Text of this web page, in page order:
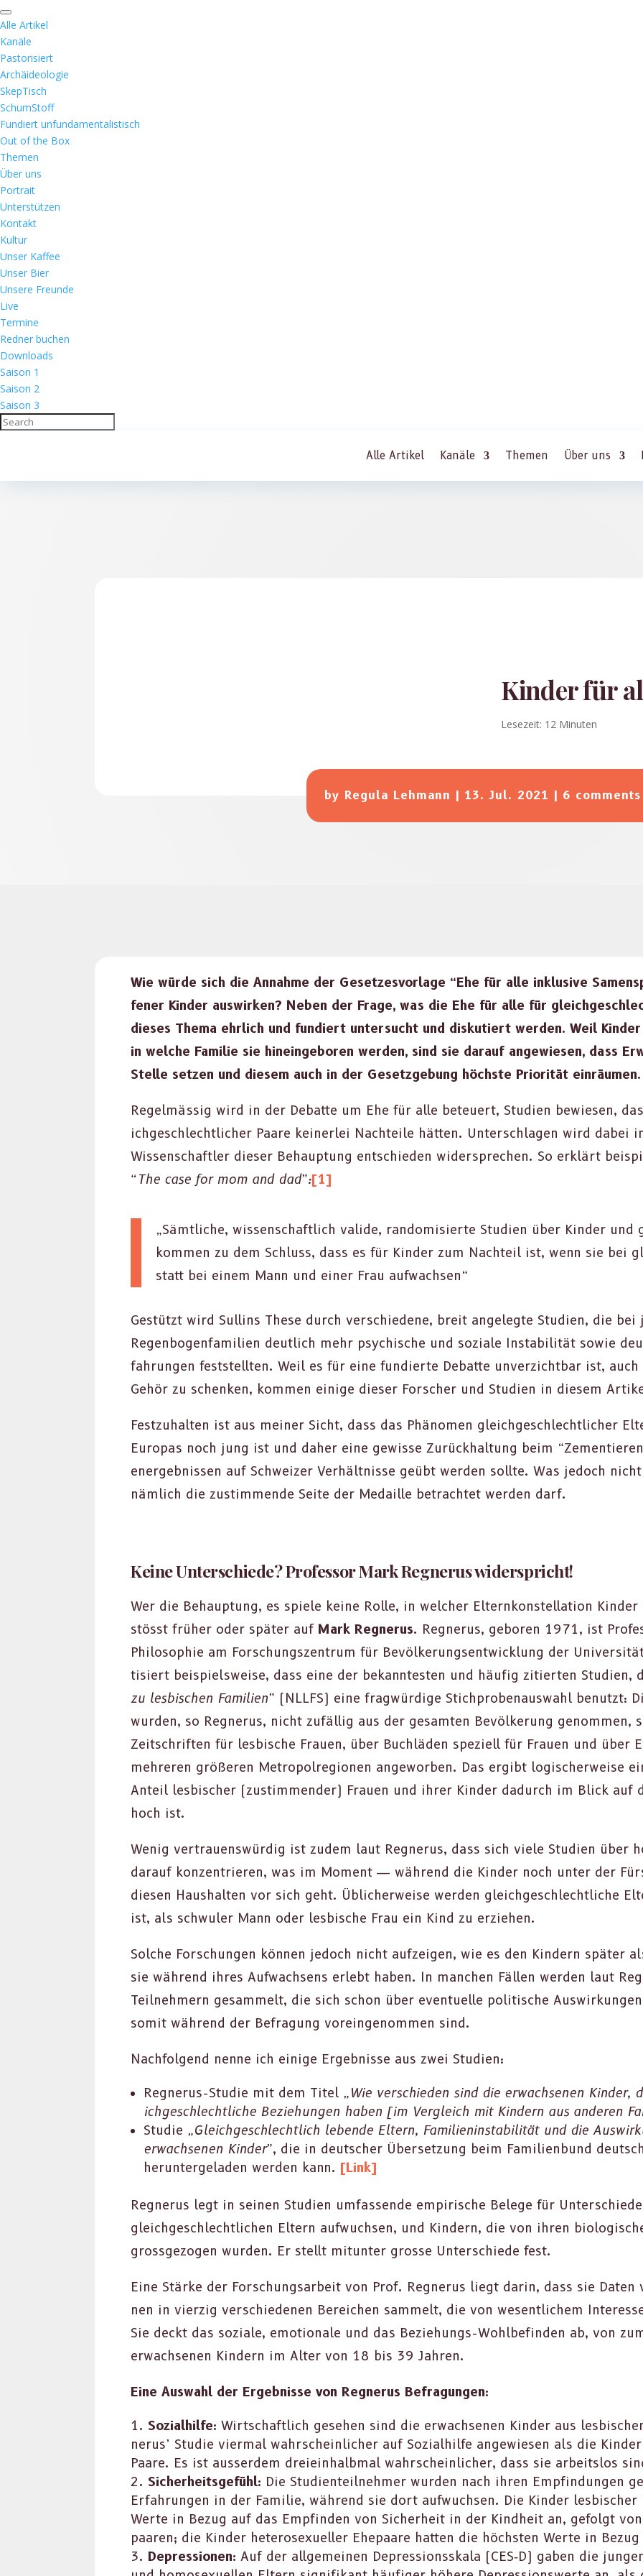
Alle Artikel
Kanäle
Pastorisiert
Archäideologie
SkepTisch
SchumStoff
Fundiert unfundamentalistisch
Out of the Box
Themen
Über uns
Portrait
Unterstützen
Kontakt
Kultur
Unser Kaffee
Unser Bier
Unsere Freunde
Live
Termine
Redner buchen
Downloads
Saison 1
Saison 2
Saison 3
Alle Artikel Kanäle Themen Über uns
Kinder für
Lesezeit: 12 Minuten
by Regula Lehmann | 13. Jul. 2021 | 6 comments
Wie würde sich die Annahme der Geset­zesvor­lage “Ehe für alle inklu­sive
fen­er Kinder auswirken? Neben der Frage, was die Ehe für alle für
dieses The­ma ehrlich und fundiert unter­sucht und disku­tiert wer­den. Weil
in welche Fam­i­lie sie hineinge­boren wer­den, sind sie darauf angewiesen, dass
Stelle set­zen und diesem auch in der Geset­zge­bung höch­ste Pri­or­ität ein­räu­men.
Regelmäs­sig wird in der Debat­te um Ehe für alle beteuert, Stu­di­en bewiesen,
ichgeschlechtlich­er Paare kein­er­lei Nachteile hät­ten. Unter­schla­gen wird dabei
Wis­senschaftler dieser Behaup­tung entsch­ieden wider­sprechen. So erk­lärt
“The case for mom and dad”:[1]
„Sämtliche, wis­senschaftlich valide, ran­domisierte Stu­di­en über Kinder und
kom­men zu dem Schluss, dass es für Kinder zum Nachteil ist, wenn sie bei
statt bei einem Mann und ein­er Frau aufwach­sen“
Gestützt wird Sullins These durch ver­schiedene, bre­it angelegte Stu­di­en, die bei
Regen­bo­gen­fam­i­lien deut­lich mehr psy­chis­che und soziale Insta­bil­ität sowie
fahrun­gen fest­stell­ten. Weil es für eine fundierte Debat­te unverzicht­bar ist,
Gehör zu schenken, kom­men einige dieser Forsch­er und Stu­di­en in diesem
Festzuhal­ten ist aus mein­er Sicht, dass das Phänomen gle­ichgeschlechtlich­er
Europas noch jung ist und daher eine gewisse Zurück­hal­tung beim
energeb­nis­sen auf Schweiz­er Ver­hält­nisse geübt wer­den sollte. Was jedoch
näm­lich die zus­tim­mende Seite der Medaille betra­chtet wer­den darf.
Keine Unterschiede? Professor Mark Regnerus widerspricht!
Wer die Behaup­tung, es spiele keine Rolle, in welch­er Elternkon­stel­la­tion
stösst früher oder später auf Mark Reg­nerus. Reg­nerus, geboren 1971, ist
Philoso­phie am Forschungszen­trum für Bevölkerungsen­twick­lung der
tisiert beispiel­sweise, dass eine der bekan­ntesten und häu­fig zitierten Stu­di­en,
zu les­bis­chen Fam­i­lien” (NLLFS) eine frag­würdi­ge Stich­probe­nauswahl benutzt:
wur­den, so Reg­nerus, nicht zufäl­lig aus der gesamten Bevölkerung genom­men,
Zeitschriften für les­bis­che Frauen, über Buch­lä­den speziell für Frauen und über
mehreren größeren Metropol­re­gio­nen ange­wor­ben. Das ergibt logis­cher­weise
Anteil les­bis­ch­er (zus­tim­mender) Frauen und ihrer Kinder dadurch im Blick auf
hoch ist.
Wenig ver­trauenswürdig ist zudem laut Reg­nerus, dass sich viele Stu­di­en über
darauf konzen­tri­eren, was im Moment — während die Kinder noch unter der
diesen Haushal­ten vor sich geht. Üblicher­weise wer­den gle­ichgeschlechtliche
ist, als schwuler Mann oder les­bis­che Frau ein Kind zu erziehen.
Solche Forschun­gen kön­nen jedoch nicht aufzeigen, wie es den Kindern später
sie während ihres Aufwach­sens erlebt haben. In manchen Fällen wer­den laut
Teil­nehmern gesam­melt, die sich schon über eventuelle poli­tis­che
somit während der Befra­gung vor­ein­genom­men sind.
Nach­fol­gend nenne ich einige Ergeb­nisse aus zwei Stu­di­en:
Reg­nerus-Studie mit dem Titel „Wie ver­schieden sind die erwach­se­nen
ichgeschlechtliche Beziehun­gen haben [im Ver­gle­ich mit Kindern aus anderen
Studie „Gle­ichgeschlechtlich lebende Eltern, Fam­i­lienin­sta­bil­ität und die
erwach­se­nen Kinder”, die in deutsch­er Über­set­zung beim Fam­i­lien­bund
herun­terge­laden wer­den kann. [Link]
Reg­nerus legt in seinen Stu­di­en umfassende empirische Belege für
gle­ichgeschlechtlichen Eltern aufwuch­sen, und Kindern, die von ihren
gross­ge­zo­gen wur­den. Er stellt mitunter grosse Unter­schiede fest.
Eine Stärke der Forschungsar­beit von Prof. Reg­nerus liegt darin, dass sie
nen in vierzig ver­schiede­nen Bere­ichen sam­melt, die von wesentlichem
Sie deckt das soziale, emo­tionale und das Beziehungs-Wohlbefind­en ab, von
erwach­se­nen Kindern im Alter von 18 bis 39 Jahren.
Eine Auswahl der Ergeb­nisse von Reg­nerus Befra­gun­gen:
Sozial­hil­fe: Wirtschaftlich gese­hen sind die erwach­se­nen Kinder aus
nerus’ Studie vier­mal wahrschein­lich­er auf Sozial­hil­fe angewiesen als die
Paare. Es ist ausser­dem dreiein­halb­mal wahrschein­lich­er, dass sie arbeit­s­los
Sicher­heits­ge­fühl: Die Stu­di­en­teil­nehmer wur­den nach ihren Empfind­un­gen
Erfahrun­gen in der Fam­i­lie, während sie dort aufwuch­sen. Die Kinder les­bis­ch­er
Werte in Bezug auf das Empfind­en von Sicher­heit in der Kind­heit an, gefol­gt
paaren; die Kinder het­ero­sex­ueller Ehep­aare hat­ten die höch­sten Werte in
Depres­sio­nen: Auf der all­ge­meinen Depres­sion­sskala (CES‑D) gaben die